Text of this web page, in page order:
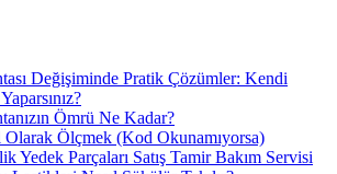
Değişiminde Pratik Çözümler: Kendi
Ömrü Ne Kadar?
Olarak Ölçmek (Kod Okunamıyorsa)
Yedek Parçaları Satış Tamir Bakım Servisi